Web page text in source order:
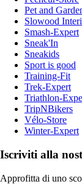
Pet and
Slowood
Smash-Expert
Sneak'In
Sneakids
Sport is good
Training-Fit
Trek-Expert
Triathlon-
TripNBikers
Vélo-Store
Winter-Expert
Iscriviti alla
Approfitta di uno